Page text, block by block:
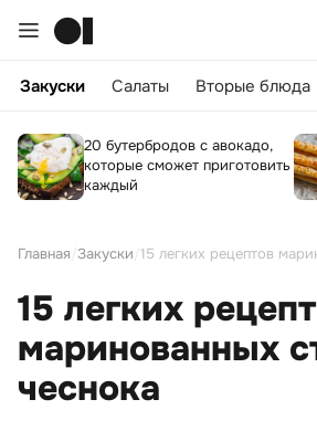
Закуски Салаты Вторые блюда
20 бутербродов с авокадо,
которые сможет приготовить
каждый
Главная Закуски
15 легких
маринованных
чеснока